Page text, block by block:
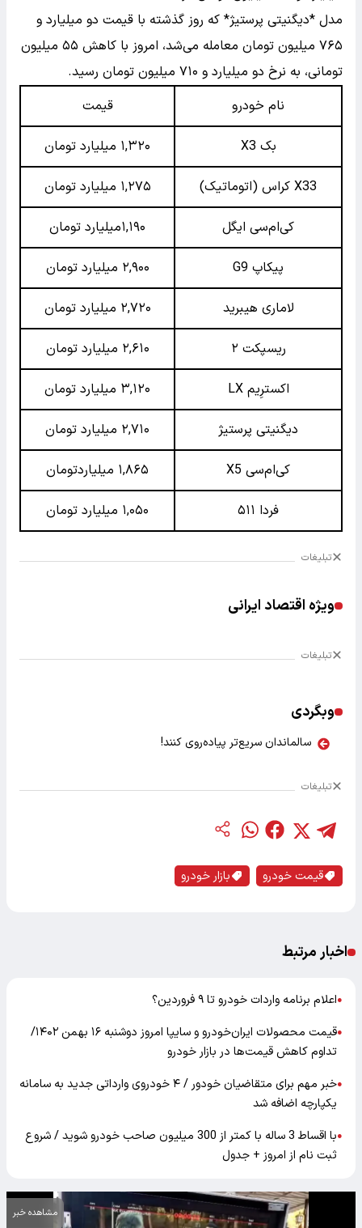
مدل *دیگنیتی پرستیژ* که روز گذشته با قیمت دو میلیارد و
۷۶۵ میلیون تومان معامله می‌شد، امروز با کاهش ۵۵ میلیون
تومانی، به نرخ دو میلیارد و ۷۱۰ میلیون تومان رسید.
نام خودرو
قیمت
بک X3 ۱,۳۲۰ میلیارد تومان
X33 کراس (اتوماتیک) ۱,۲۷۵ میلیارد تومان
کی‌ام‌سی ایگل ۱,۱۹۰میلیارد تومان
پیکاپ G9 ۲,۹۰۰ میلیارد تومان
لاماری هیبرید ۲,۷۲۰ میلیارد تومان
ریسپکت ۲ ۲,۶۱۰ میلیارد تومان
اکسترِیم LX ۳,۱۲۰ میلیارد تومان
دیگنیتی پرستیژ ۲,۷۱۰ میلیارد تومان
کی‌ام‌سی X5 ۱,۸۶۵ میلیاردتومان
فردا ۵۱۱ ۱,۰۵۰ میلیارد تومان
تبلیغات
ویژه اقتصاد ایرانی
تبلیغات
وبگردی
سالماندان سریع‌تر پیاده‌روی کنند!
تبلیغات
قیمت خودرو بازار خودرو
اخبار مرتبط
●اعلام برنامه‌ واردات خودرو تا ۹ فروردین؟
●
قیمت محصولات ایران‌خودرو و سایپا امروز دوشنبه ۱۶ بهمن ۱۴۰۲/
تداوم کاهش قیمت‌ها در بازار خودرو
●
خبر مهم برای متقاضیان خودور / ۴ خودروی وارداتی جدید به سامانه
یکپارچه اضافه شد
●
با اقساط 3 ساله با کمتر از 300 میلیون صاحب خودرو شوید / شروع
ثبت نام از امروز + جدول
مشاهده خبر